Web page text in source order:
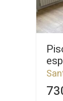
de